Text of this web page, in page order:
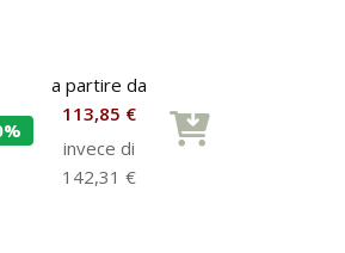
a partire da
113,85 €
invece di
142,31 €